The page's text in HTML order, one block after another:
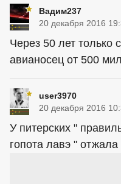
Вадим237
20 декабря 2016
Через 50 лет только
авианосец от 500
user3970
20 декабря 2016
У питерских "
гопота лавэ " отжала